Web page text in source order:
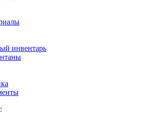
инвентарь